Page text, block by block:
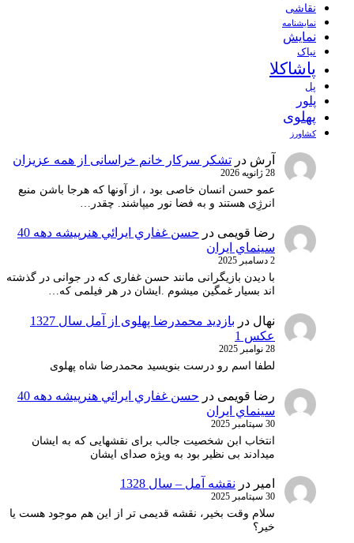
نقاشی
نمايشنامه
نمایش
نیاک
پاشاکلا
پل
پلور
پهلوی
کشاورز
آرش در تشکر سرکار خانم خراسانی از همه عزیزان
28 ژانویه 2026
عمو حسن انسان خاصی بود ، از آونها که هرجا باشن منبع
انرژِی هستند و به فضا نور میپاشند. چقدر…
رضا قویمی در
حسن غفاري ايرائي هنرپيشه دهه 40
سينماي ايران
2 دسامبر 2025
با دیدن بازیگرانی مانند حسن غفاری که در جوانی در گذشته
اند بسیار غمگین میشوم .ایشان در هر فیلمی که…
نهال در
بازدید محمدرضا پهلوی از آمل سال 1327
عکس 1
28 نوامبر 2025
لطفا اسم رو درست بنویسید محمدرضا شاه پهلوی
رضا قویمی در
حسن غفاري ايرائي هنرپيشه دهه 40
سينماي ايران
30 سپتامبر 2025
انتخاب ابن شخصیت جالب برای نقشهایی که به ایشان
میدادند بی نظیر بود به ویژه صدای ایشان
امیر در نقشه آمل – سال 1328
30 سپتامبر 2025
سلام وقت بخیر، نقشه قدیمی تر از این هم موجود هست یا
خیر؟